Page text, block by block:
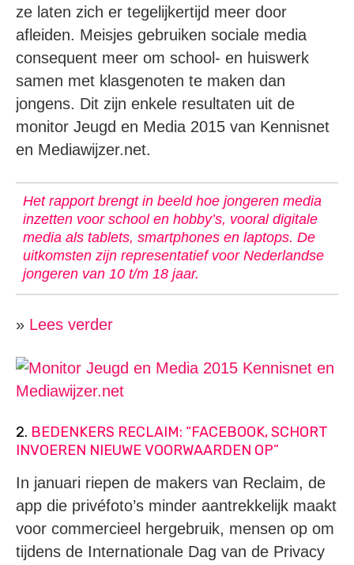
ze laten zich er tegelijkertijd meer door
afleiden. Meisjes gebruiken sociale media
consequent meer om school- en huiswerk
samen met klasgenoten te maken dan
jongens. Dit zijn enkele resultaten uit de
monitor Jeugd en Media 2015 van Kennisnet
en Mediawijzer.net.
Het rapport brengt in beeld hoe jongeren media
inzetten voor school en hobby’s, vooral digitale
media als tablets, smartphones en laptops. De
uitkomsten zijn representatief voor Nederlandse
jongeren van 10 t/m 18 jaar.
» Lees verder
2. BEDENKERS RECLAIM: “FACEBOOK, SCHORT
INVOEREN NIEUWE VOORWAARDEN OP”
In januari riepen de makers van Reclaim, de
app die privéfoto’s minder aantrekkelijk maakt
voor commercieel hergebruik, mensen op om
tijdens de Internationale Dag van de Privacy